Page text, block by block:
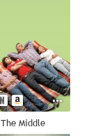
The Middle